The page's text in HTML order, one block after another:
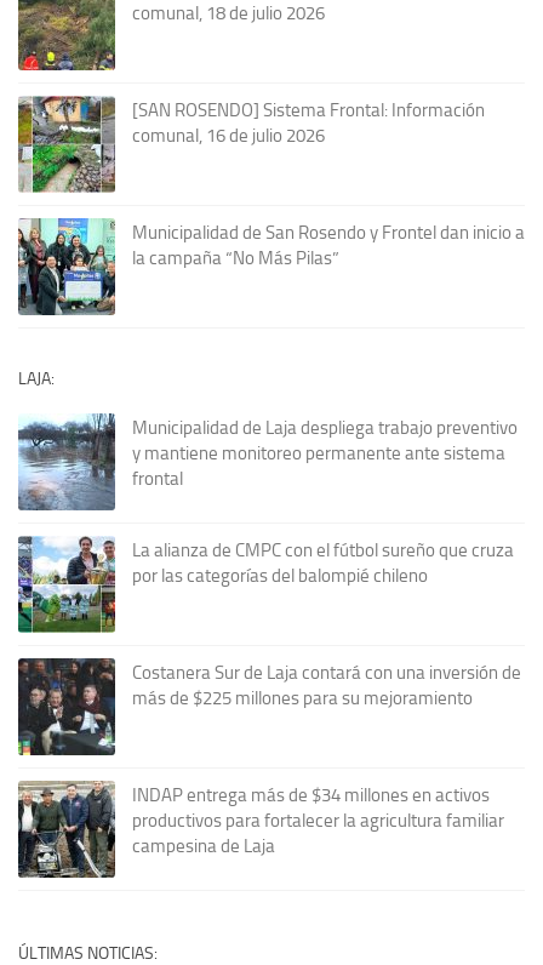
comunal, 18 de julio 2026
[SAN ROSENDO] Sistema Frontal: Información
comunal, 16 de julio 2026
Municipalidad de San Rosendo y Frontel dan inicio a
la campaña “No Más Pilas”
LAJA:
Municipalidad de Laja despliega trabajo preventivo
y mantiene monitoreo permanente ante sistema
frontal
La alianza de CMPC con el fútbol sureño que cruza
por las categorías del balompié chileno
Costanera Sur de Laja contará con una inversión de
más de $225 millones para su mejoramiento
INDAP entrega más de $34 millones en activos
productivos para fortalecer la agricultura familiar
campesina de Laja
ÚLTIMAS NOTICIAS: